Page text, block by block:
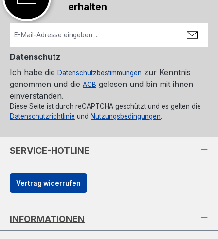
erhalten
Datenschutz
Ich habe die Datenschutzbestimmungen zur Kenntnis
genommen und die AGB gelesen und bin mit ihnen
einverstanden.
Diese Seite ist durch reCAPTCHA geschützt und es gelten die
Datenschutzrichtlinie und Nutzungsbedingungen.
SERVICE-HOTLINE
Vertrag widerrufen
INFORMATIONEN